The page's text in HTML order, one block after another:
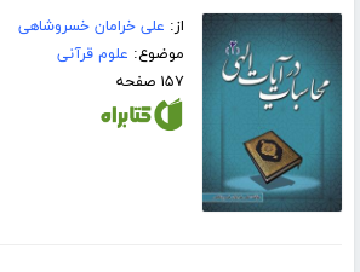
از: علی خرامان خسروشاهی
موضوع: علوم قرآنی
۱۵۷ صفحه